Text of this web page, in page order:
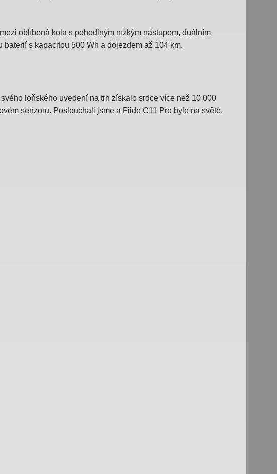
oblíbená kola s pohodlným nízkým nástupem, duálním
baterií s kapacitou 500 Wh a dojezdem až 104 km.
loňského uvedení na trh získalo srdce více než 10 000
senzoru. Poslouchali jsme a Fiido C11 Pro bylo na světě.